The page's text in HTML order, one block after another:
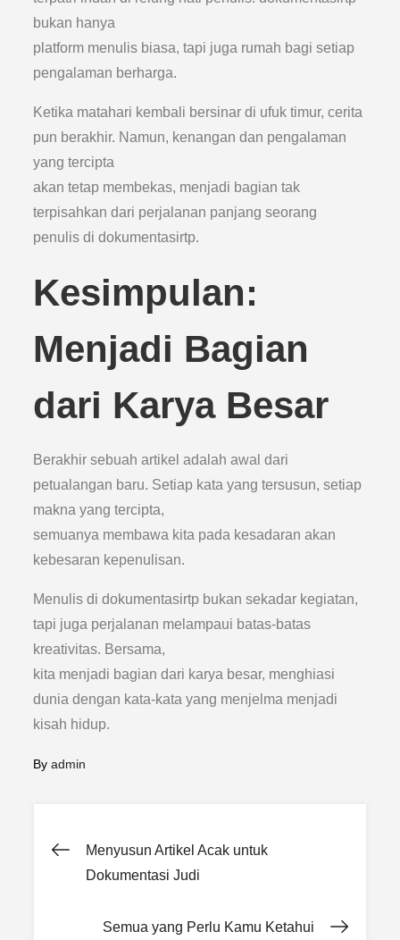
bukan hanya
platform menulis biasa, tapi juga rumah bagi setiap
pengalaman berharga.
Ketika matahari kembali bersinar di ufuk timur, cerita
pun berakhir. Namun, kenangan dan pengalaman
yang tercipta
akan tetap membekas, menjadi bagian tak
terpisahkan dari perjalanan panjang seorang
penulis di dokumentasirtp.
Kesimpulan:
Menjadi Bagian
dari Karya Besar
Berakhir sebuah artikel adalah awal dari
petualangan baru. Setiap kata yang tersusun, setiap
makna yang tercipta,
semuanya membawa kita pada kesadaran akan
kebesaran kepenulisan.
Menulis di dokumentasirtp bukan sekadar kegiatan,
tapi juga perjalanan melampaui batas-batas
kreativitas. Bersama,
kita menjadi bagian dari karya besar, menghiasi
dunia dengan kata-kata yang menjelma menjadi
kisah hidup.
Byadmin
Post
Menyusun Artikel Acak untuk
Dokumentasi Judi
Semua yang Perlu Kamu Ketahui